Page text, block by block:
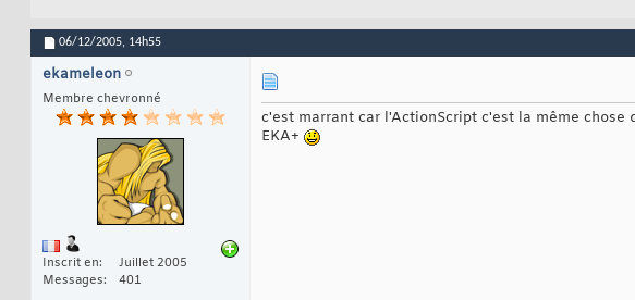
06/12/2005, 14h55
ekameleon
Membre chevronné
Inscrit en
Juillet 2005
Messages
401
c'est marrant car l'ActionScript c'est la même
EKA+